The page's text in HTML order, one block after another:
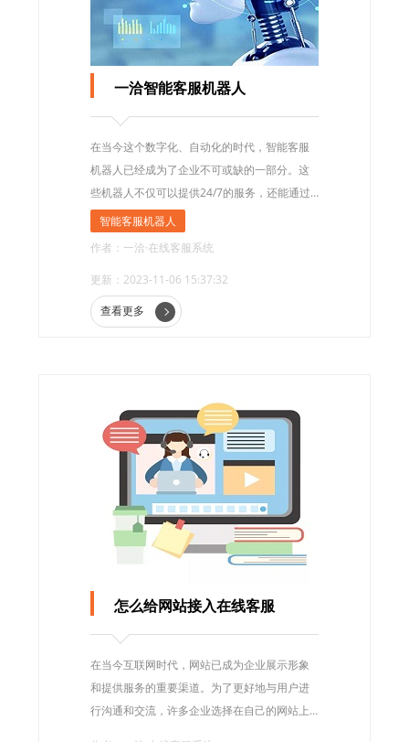
一洽智能客服机器人
在当今这个数字化、自动化的时代，智能客服
机器人已经成为了企业不可或缺的一部分。这
些机器人不仅可以提供24/7的服务，还能通过
学习不断提高自己的能力。在这个快速发展的
智能客服机器人
作者：一洽·在线客服系统
更新：2023-11-06 15:37:32
查看更多
怎么给网站接入在线客服
在当今互联网时代，网站已成为企业展示形象
和提供服务的重要渠道。为了更好地与用户进
行沟通和交流，许多企业选择在自己的网站上